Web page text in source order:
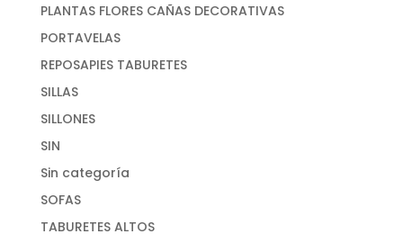
PLANTAS FLORES CAÑAS DECORATIVAS
PORTAVELAS
REPOSAPIES TABURETES
SILLAS
SILLONES
SIN
Sin categoría
SOFAS
TABURETES ALTOS